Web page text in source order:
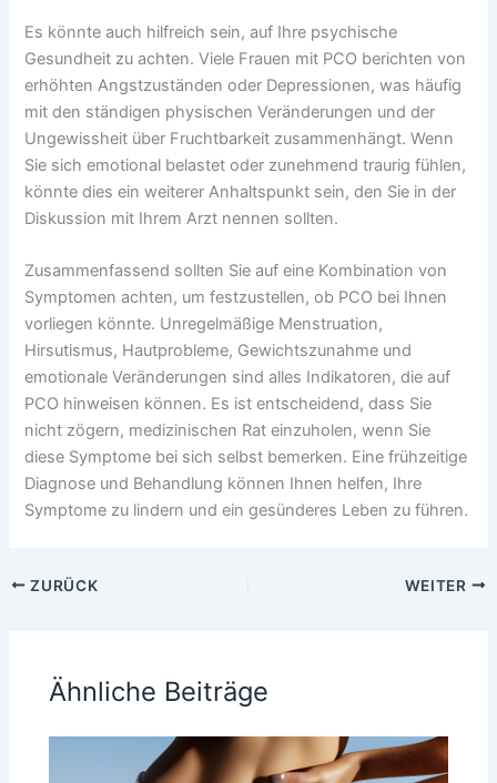
Es könnte auch hilfreich sein, auf Ihre psychische
Gesundheit zu achten. Viele Frauen mit PCO berichten von
erhöhten Angstzuständen oder Depressionen, was häufig
mit den ständigen physischen Veränderungen und der
Ungewissheit über Fruchtbarkeit zusammenhängt. Wenn
Sie sich emotional belastet oder zunehmend traurig fühlen,
könnte dies ein weiterer Anhaltspunkt sein, den Sie in der
Diskussion mit Ihrem Arzt nennen sollten.
Zusammenfassend sollten Sie auf eine Kombination von
Symptomen achten, um festzustellen, ob PCO bei Ihnen
vorliegen könnte. Unregelmäßige Menstruation,
Hirsutismus, Hautprobleme, Gewichtszunahme und
emotionale Veränderungen sind alles Indikatoren, die auf
PCO hinweisen können. Es ist entscheidend, dass Sie
nicht zögern, medizinischen Rat einzuholen, wenn Sie
diese Symptome bei sich selbst bemerken. Eine frühzeitige
Diagnose und Behandlung können Ihnen helfen, Ihre
Symptome zu lindern und ein gesünderes Leben zu führen.
ZURÜCK WEITER
Ähnliche Beiträge